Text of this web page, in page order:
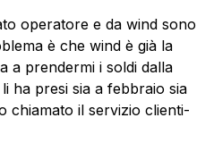
operatore e da wind sono
è che wind è già la
a prendermi i soldi dalla
ha presi sia a febbraio sia
il servizio clienti-